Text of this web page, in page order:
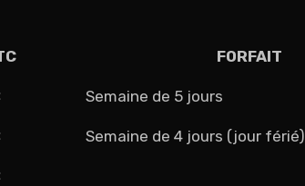
FORFAIT
Semaine de 5 jours
Semaine de 4 jours (jour férié)